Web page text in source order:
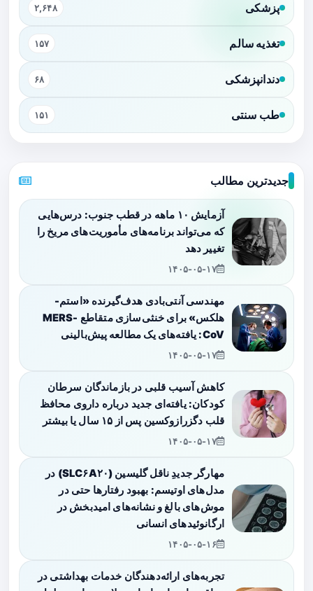
پزشکی ۲,۶۴۸
تغذیه سالم ۱۵۷
دندانپزشکی ۶۸
طب سنتی ۱۵۱
جدیدترین مطالب
آزمایش ۱۰ ماهه در قطب جنوب: درس‌هایی
که می‌تواند برنامه‌های مأموریت‌های مریخ را
تغییر دهد
۱۴۰۵-۰۵-۱۷
مهندسی آنتی‌بادی هدف‌گیرنده «استم-
هلکس» برای خنثی‌سازی متقاطع MERS-
CoV: یافته‌های یک مطالعه پیش‌بالینی
۱۴۰۵-۰۵-۱۷
کاهش آسیب قلبی در بازماندگان سرطان
کودکان: یافته‌ای جدید درباره داروی محافظ
قلب دگزرازوکسین پس از ۱۵ سال یا بیشتر
۱۴۰۵-۰۵-۱۷
مهارگر جدیدِ ناقل گلیسین (SLC۶A۲۰) در
مدل‌های اوتیسم: بهبود رفتارها حتی در
موش‌های بالغ و نشانه‌های امیدبخش در
ارگانوئیدهای انسانی
۱۴۰۵-۰۵-۱۶
تجربه‌های ارائه‌دهندگان خدمات بهداشتی در